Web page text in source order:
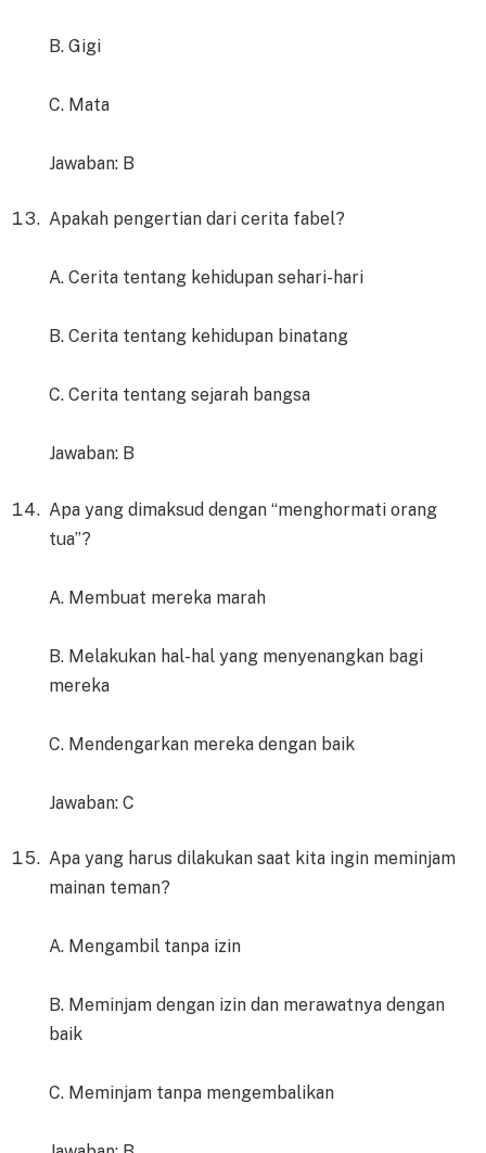
B. Gigi
C. Mata
Jawaban: B
Apakah pengertian dari cerita fabel?
A. Cerita tentang kehidupan sehari-hari
B. Cerita tentang kehidupan binatang
C. Cerita tentang sejarah bangsa
Jawaban: B
Apa yang dimaksud dengan “menghormati orang
tua”?
A. Membuat mereka marah
B. Melakukan hal-hal yang menyenangkan bagi
mereka
C. Mendengarkan mereka dengan baik
Jawaban: C
Apa yang harus dilakukan saat kita ingin meminjam
mainan teman?
A. Mengambil tanpa izin
B. Meminjam dengan izin dan merawatnya dengan
baik
C. Meminjam tanpa mengembalikan